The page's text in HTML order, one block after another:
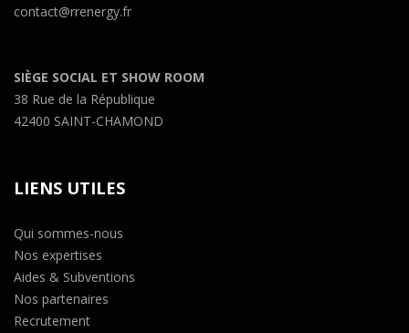
contact@rrenergy.fr
SIÈGE SOCIAL ET SHOW ROOM
38 Rue de la République
42400 SAINT-CHAMOND
LIENS UTILES
Qui sommes-nous
Nos expertises
Aides & Subventions
Nos partenaires
Recrutement